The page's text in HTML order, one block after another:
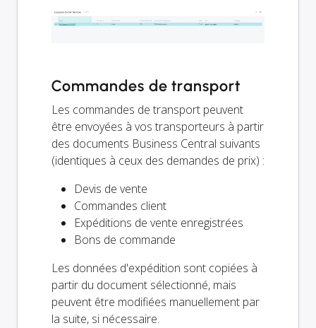
Commandes de transport
Les commandes de transport peuvent
être envoyées à vos transporteurs à partir
des documents Business Central suivants
(identiques à ceux des demandes de prix) :
Devis de vente
Commandes client
Expéditions de vente enregistrées
Bons de commande
Les données d'expédition sont copiées à
partir du document sélectionné, mais
peuvent être modifiées manuellement par
la suite, si nécessaire.